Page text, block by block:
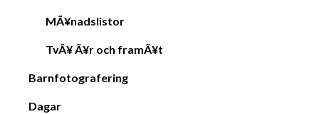
MÃ¥nadslistor
TvÃ¥ Ã¥r och framÃ¥t
Barnfotografering
Dagar